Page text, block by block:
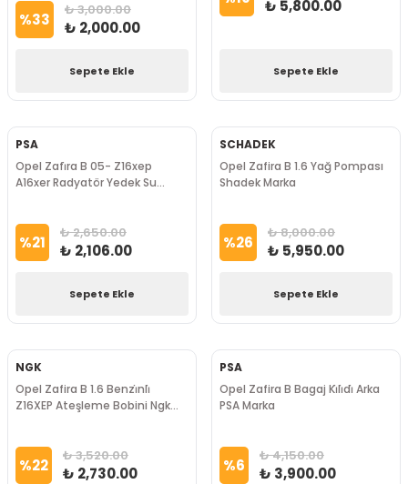
%33 ₺ 3,000.00
₺ 2,000.00
Sepete Ekle
₺ 5,800.00
Sepete Ekle
PSA
Opel Zafi̇ra B 05- Z16xep
A16xer Radyatör Yedek Su
%21 ₺ 2,650.00
₺ 2,106.00
Sepete Ekle
SCHADEK
Opel Zafira B 1.6 Yağ Pompası
Shadek Marka
%26 ₺ 8,000.00
₺ 5,950.00
Sepete Ekle
NGK
Opel Zafira B 1.6 Benzi̇nli̇
Z16XEP Ateşleme Bobini Ngk
%22 ₺ 3,520.00
₺ 2,730.00
PSA
Opel Zafira B Bagaj Ki̇li̇di̇ Arka
PSA Marka
%6 ₺ 4,150.00
₺ 3,900.00